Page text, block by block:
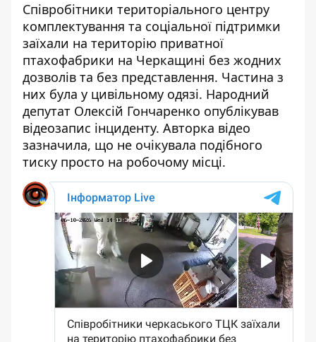
Співробітники територіального центру
комплектування та соціальної підтримки
заїхали на територію приватної
птахофабрики на Черкащині без жодних
дозволів та без представлення. Частина з
них була у цивільному одязі. Народний
депутат Олексій Гончаренко опублікував
відеозапис інциденту. Авторка відео
зазначила, що не очікувала подібного
тиску просто на робочому місці.